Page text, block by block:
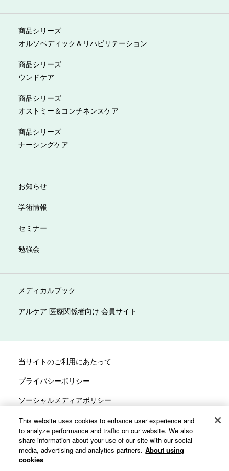
商品シリーズ
オルソペディック＆リハビリテーション
商品シリーズ
ウンドケア
商品シリーズ
オストミー＆コンチネンスケア
商品シリーズ
ナーシングケア
お知らせ
学術情報
セミナー
勉強会
メディカルブック
アルケア 医療関係者向け 会員サイト
当サイトのご利用にあたって
プライバシーポリシー
ソーシャルメディアポリシー
サイトマップ
カスタマーハラスメントへの対応方針
This website uses cookies to enhance user experience and
to analyze performance and traffic on our website. We also
share information about your use of our site with our social
media, advertising and analytics partners. About using
cookies